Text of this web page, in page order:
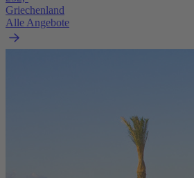
Griechenland
Alle Angebote